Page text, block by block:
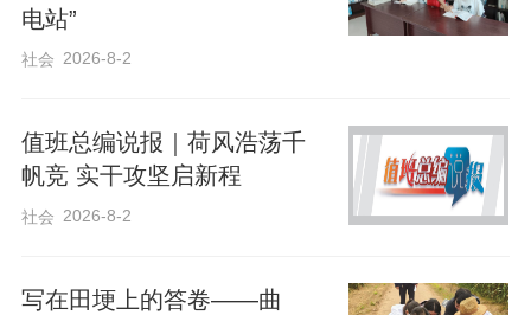
电站”
社会 2026-8-2
值班总编说报｜荷风浩荡千
帆竞 实干攻坚启新程
社会 2026-8-2
写在田埂上的答卷——曲